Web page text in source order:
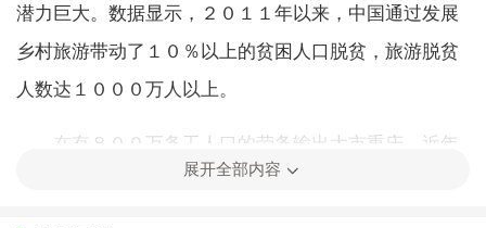
潜力巨大。数据显示，２０１１年以来，中国通过发展
乡村旅游带动了１０％以上的贫困人口脱贫，旅游脱贫
人数达１０００万人以上。
在有８００万务工人口的劳务输出大市重庆，近年
来随着电子信息、机械制造、服务外包等产业的崛起，
展开全部内容